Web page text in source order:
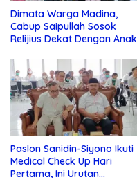
Dimata Warga Madina,
Cabup Saipullah Sosok
Relijius Dekat Dengan Anak
Paslon Sanidin-Siyono Ikuti
Medical Check Up Hari
Pertama, Ini Urutan